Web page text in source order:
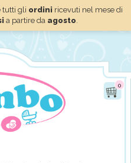
tutti gli ordini ricevuti nel mese di
a partire da agosto.
0